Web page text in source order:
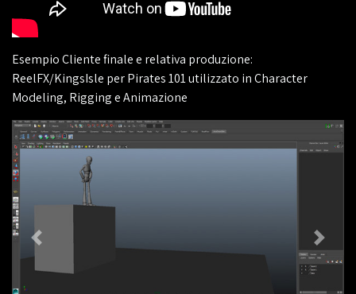
Esempio Cliente finale e relativa produzione:
ReelFX/KingsIsle per Pirates 101 utilizzato in Character
Modeling, Rigging e Animazione